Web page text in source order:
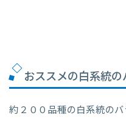
おススメの白系統の
約２００品種の白系統の